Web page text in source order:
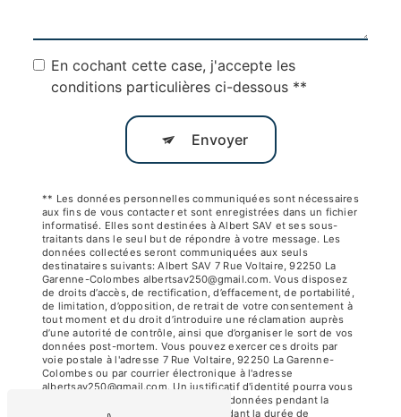
En cochant cette case, j'accepte les
conditions particulières ci-dessous **
Envoyer
** Les données personnelles communiquées sont nécessaires
aux fins de vous contacter et sont enregistrées dans un fichier
informatisé. Elles sont destinées à Albert SAV et ses sous-
traitants dans le seul but de répondre à votre message. Les
données collectées seront communiquées aux seuls
destinataires suivants: Albert SAV 7 Rue Voltaire, 92250 La
Garenne-Colombes albertsav250@gmail.com. Vous disposez
de droits d’accès, de rectification, d’effacement, de portabilité,
de limitation, d’opposition, de retrait de votre consentement à
tout moment et du droit d’introduire une réclamation auprès
d’une autorité de contrôle, ainsi que d’organiser le sort de vos
données post-mortem. Vous pouvez exercer ces droits par
voie postale à l'adresse 7 Rue Voltaire, 92250 La Garenne-
Colombes ou par courrier électronique à l'adresse
albertsav250@gmail.com. Un justificatif d'identité pourra vous
être demandé. Nous conservons vos données pendant la
période de prise de contact puis pendant la durée de